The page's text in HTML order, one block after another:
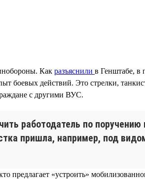
Как разъяснили в Генштабе, в
боевых действий. Это стрелки,
с другими ВУС.
работодатель по поручению
пришла, например, под
предлагает «устроить»